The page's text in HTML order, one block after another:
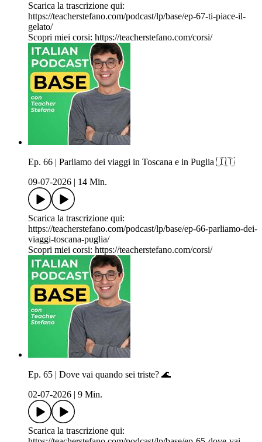
Scarica la trascrizione qui:
https://teacherstefano.com/podcast/lp/base/ep-67-ti-piace-il-
gelato/
Scopri miei corsi: https://teacherstefano.com/corsi/
Ep. 66 | Parliamo dei viaggi in Toscana e in Puglia 🇮🇹
09-07-2026
14 Min.
Scarica la trascrizione qui:
https://teacherstefano.com/podcast/lp/base/ep-66-parliamo-dei-
viaggi-toscana-puglia/
Scopri miei corsi: https://teacherstefano.com/corsi/
Ep. 65 | Dove vai quando sei triste? 🌊
02-07-2026
9 Min.
Scarica la trascrizione qui: